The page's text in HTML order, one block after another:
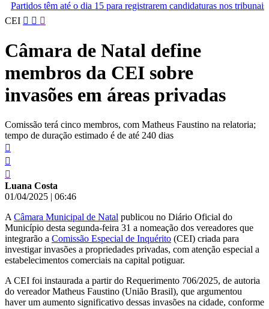
15 para registrarem candidaturas nos tribunais
Senai RN abre
Pular
conteúdo
CEI
Câmara de Natal define
membros da CEI sobre
invasões em áreas privadas
Comissão terá cinco membros, com Matheus Faustino na relatoria;
tempo de duração estimado é de até 240 dias
Luana Costa
01/04/2025 | 06:46
A Câmara Municipal de Natal publicou no Diário Oficial do
Município desta segunda-feira 31 a nomeação dos vereadores que
integrarão a Comissão Especial de Inquérito (CEI) criada para
investigar invasões a propriedades privadas, com atenção especial a
estabelecimentos comerciais na capital potiguar.
A CEI foi instaurada a partir do Requerimento 706/2025, de autoria
do vereador Matheus Faustino (União Brasil), que argumentou
haver um aumento significativo dessas invasões na cidade, conforme